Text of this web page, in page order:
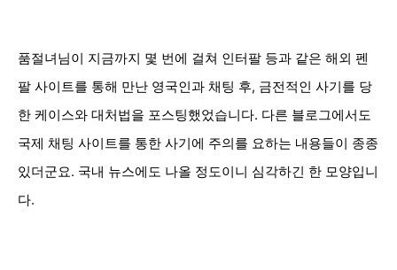
품절녀님이 지금까지 몇 번에 걸쳐 인터팔 등과 같은 해외 펜
팔 사이트를 통해 만난 영국인과 채팅 후, 금전적인 사기를 당
한 케이스와 대처법을 포스팅했었습니다. 다른 블로그에서도
국제 채팅 사이트를 통한 사기에 주의를 요하는 내용들이 종종
있더군요. 국내 뉴스에도 나올 정도이니 심각하긴 한 모양입니
다.